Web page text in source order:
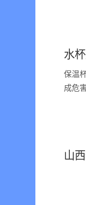
水
保温
成危
山